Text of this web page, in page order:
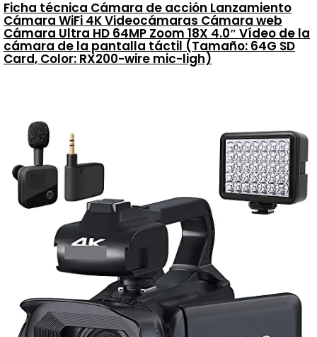
Ficha técnica Cámara de acción Lanzamiento
Cámara WiFi 4K Videocámaras Cámara web
Cámara Ultra HD 64MP Zoom 18X 4.0″ Vídeo de la
cámara de la pantalla táctil (Tamaño: 64G SD
Card, Color: RX200-wire mic-ligh)